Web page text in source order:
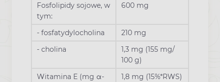
Fosfolipidy sojowe, w
tym:
600 mg
- fosfatydylocholina
210 mg
- cholina
1,3 mg (155 mg/
100 g)
Witamina E (mg α-
1,8 mg (15%*RWS)